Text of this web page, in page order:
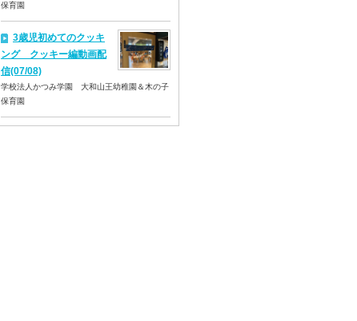
保育園
3歳児初めてのクッキ
ング クッキー編動画配
信(07/08)
学校法人かつみ学園 大和山王幼稚園＆木の子
保育園